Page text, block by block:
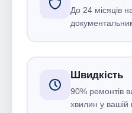
До 24 місяців
Швидкість
90% ремонтів
хвилин у вашій